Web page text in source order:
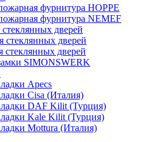
фурнитура HOPPE
фурнитура NEMEF
дверей
стеклянных дверей
стеклянных дверей
SIMONSWERK
Apecs
Cisa (Италия)
DAF Kilit (Турция)
Kale Kilit (Турция)
Mottura (Италия)